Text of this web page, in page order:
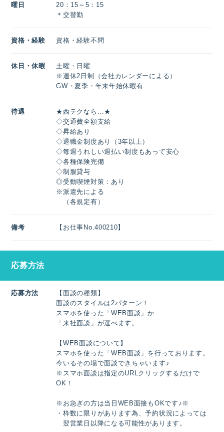
曜日
20：15～5：15
＊交替勤
資格・経験 資格・経験不問
休日・休暇
土曜・日曜
※週休2日制（会社カレンダーによる）
GW・夏季・年末年始休暇有
待遇
★西テクなら…★
◇交通費全額支給
◇昇給あり
◇退職金制度あり（3年以上）
◇毎週うれしい週払い制度もあって安心
◇各種保険完備
◇制服貸与
◎受動喫煙対策：あり
※派遣先による
（各規定有）
備考 【お仕事No.400210】
応募方法
応募方法
【面談の種類】
面談のスタイルは2パターン！
スマホを使った「WEB面談」か
「来社面談」が選べます。
【WEB面談について】
スマホを使った「WEB面談」を行っております。
今いるその場で面談できちゃいます♪
※スマホ面談は指定のURLクリックするだけで
OK！
※お急ぎの方は当日WEB面接もOKです♪※
・枠数に限りがあります為、予約状況によっては
翌営業日以降になる可能性があります。